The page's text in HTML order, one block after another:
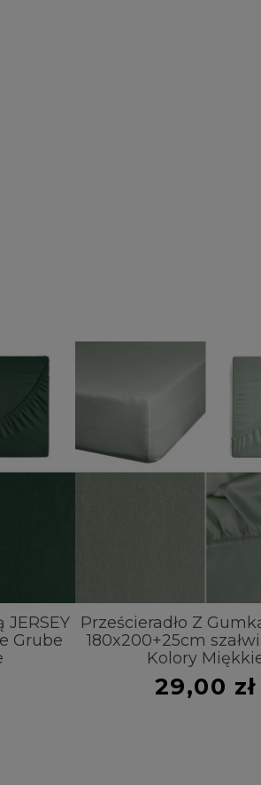
Prześcieradło Z Gumką JERSEY
180x200+25cm szałwia Grube
Kolory Miękkie
29,00 zł